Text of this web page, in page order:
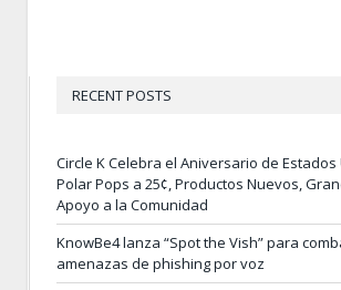
RECENT POSTS
Circle K Celebra el Aniversario de Estados
Polar Pops a 25¢, Productos Nuevos,
Apoyo a la Comunidad
KnowBe4 lanza “Spot the Vish” para
amenazas de phishing por voz